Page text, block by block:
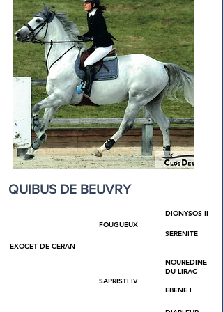
QUIBUS DE BEUVRY
DIONYSOS II
FOUGUEUX
SERENITE
EXOCET DE CERAN
NOUREDINE
DU LIRAC
SAPRISTI IV
EBENE I